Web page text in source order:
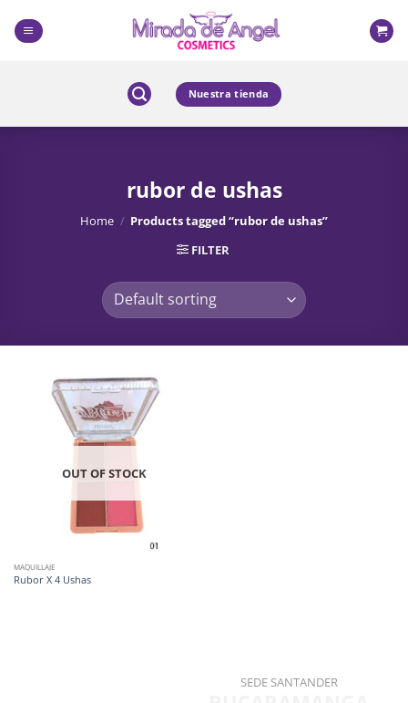
content
Nuestra tienda
rubor de ushas
Home / Products tagged “rubor de ushas”
FILTER
OUT OF STOCK
MAQUILLAJE
Rubor X 4 Ushas
SEDE SANTANDER